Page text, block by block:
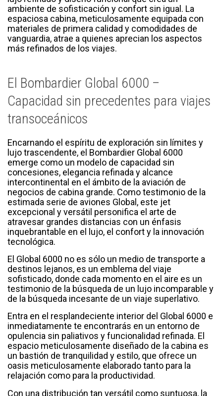
ambiente de sofisticación y confort sin igual. La
espaciosa cabina, meticulosamente equipada con
materiales de primera calidad y comodidades de
vanguardia, atrae a quienes aprecian los aspectos
más refinados de los viajes.
El Bombardier Global 6000 –
Capacidad sin precedentes para viajes
transoceánicos
Encarnando el espíritu de exploración sin límites y
lujo trascendente, el Bombardier Global 6000
emerge como un modelo de capacidad sin
concesiones, elegancia refinada y alcance
intercontinental en el ámbito de la aviación de
negocios de cabina grande. Como testimonio de la
estimada serie de aviones Global, este jet
excepcional y versátil personifica el arte de
atravesar grandes distancias con un énfasis
inquebrantable en el lujo, el confort y la innovación
tecnológica.
El Global 6000 no es sólo un medio de transporte a
destinos lejanos, es un emblema del viaje
sofisticado, donde cada momento en el aire es un
testimonio de la búsqueda de un lujo incomparable y
de la búsqueda incesante de un viaje superlativo.
Entra en el resplandeciente interior del Global 6000 e
inmediatamente te encontrarás en un entorno de
opulencia sin paliativos y funcionalidad refinada. El
espacio meticulosamente diseñado de la cabina es
un bastión de tranquilidad y estilo, que ofrece un
oasis meticulosamente elaborado tanto para la
relajación como para la productividad.
Con una distribución tan versátil como suntuosa, la